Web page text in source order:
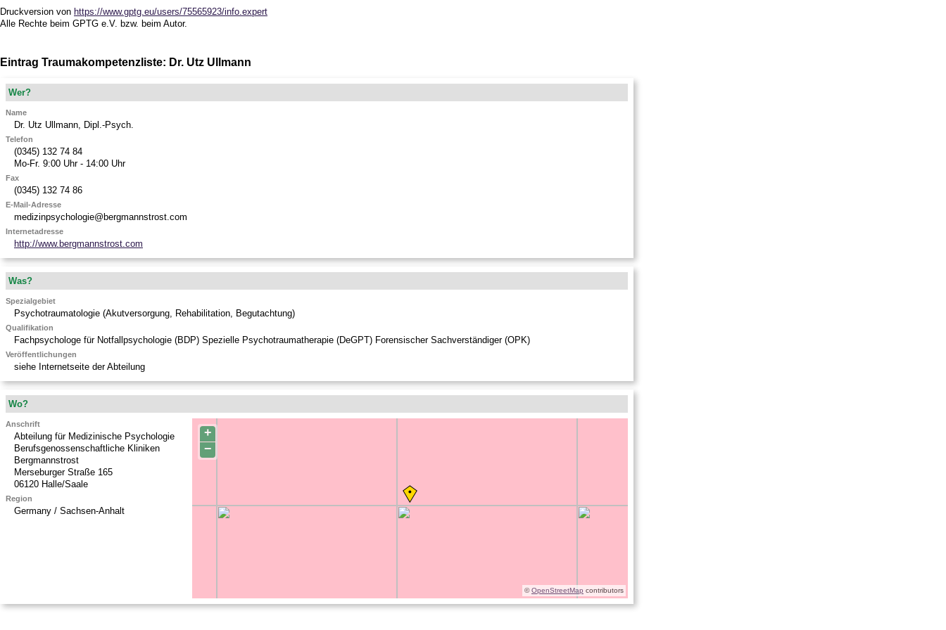
Druckversion von https://www.gptg.eu/users/75565923/info.expert
Alle Rechte beim GPTG e.V. bzw. beim Autor.
Eintrag Traumakompetenzliste: Dr. Utz Ullmann
Wer?
Name
Dr. Utz Ullmann, Dipl.-Psych.
Telefon
(0345) 132 74 84
Mo-Fr. 9:00 Uhr - 14:00 Uhr
Fax
(0345) 132 74 86
E-Mail-Adresse
medizinpsychologie@bergmannstrost.com
Internetadresse
http://www.bergmannstrost.com
Was?
Spezialgebiet
Psychotraumatologie (Akutversorgung, Rehabilitation, Begutachtung)
Qualifikation
Fachpsychologe für Notfallpsychologie (BDP) Spezielle Psychotraumatherapie (DeGPT) Forensischer Sachverständiger (OPK)
Veröffentlichungen
siehe Internetseite der Abteilung
Wo?
+
−
©OpenStreetMap contributors
Anschrift
Abteilung für Medizinische Psychologie
Berufsgenossenschaftliche Kliniken
Bergmannstrost
Merseburger Straße 165
06120 Halle/Saale
Region
Germany / Sachsen-Anhalt